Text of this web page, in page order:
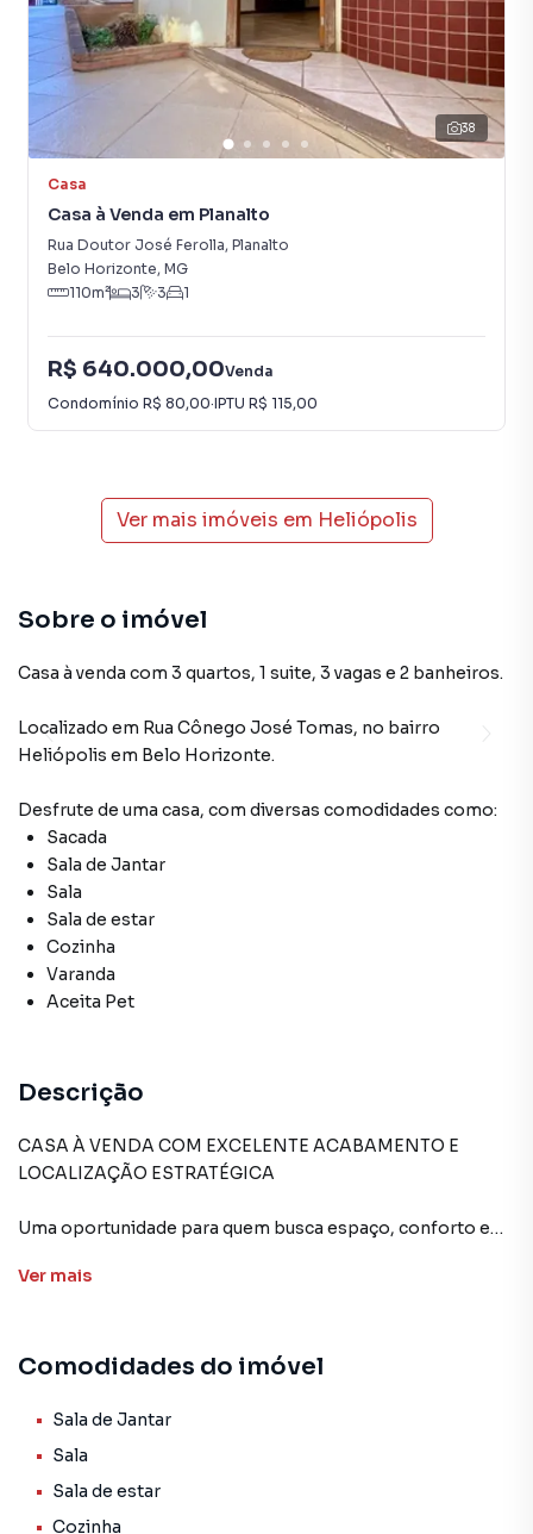
38
Casa
Casa à Venda em Planalto
Rua Doutor José Ferolla, Planalto
Belo Horizonte, MG
110m² 3 3 1
R$ 640.000,00Venda
Condomínio R$ 80,00·IPTU R$ 115,00
Ver mais imóveis em Heliópolis
Sobre o imóvel
Casa à venda com 3 quartos, 1 suite, 3 vagas e 2 banheiros.
Localizado em Rua Cônego José Tomas, no bairro
Heliópolis em Belo Horizonte.
Desfrute de uma casa, com diversas comodidades como:
Sacada
Sala de Jantar
Sala
Sala de estar
Cozinha
Varanda
Aceita Pet
Descrição
CASA À VENDA COM EXCELENTE ACABAMENTO E
LOCALIZAÇÃO ESTRATÉGICA
Uma oportunidade para quem busca espaço, conforto e
🏡
• 3 quartos bem distribuídos, sendo dois amplos e um
sala, escritório ou ambiente de convivência;
• 2 banheiros espaçosos, incluindo uma suíte com
• Sala para dois ambientes com teto rebaixado em gesso e
iluminação em LED;
Ver mais
Comodidades do imóvel
Sala de Jantar
Sala
Sala de estar
Cozinha